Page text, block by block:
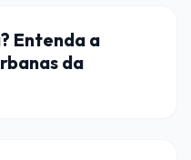
Entenda a
da